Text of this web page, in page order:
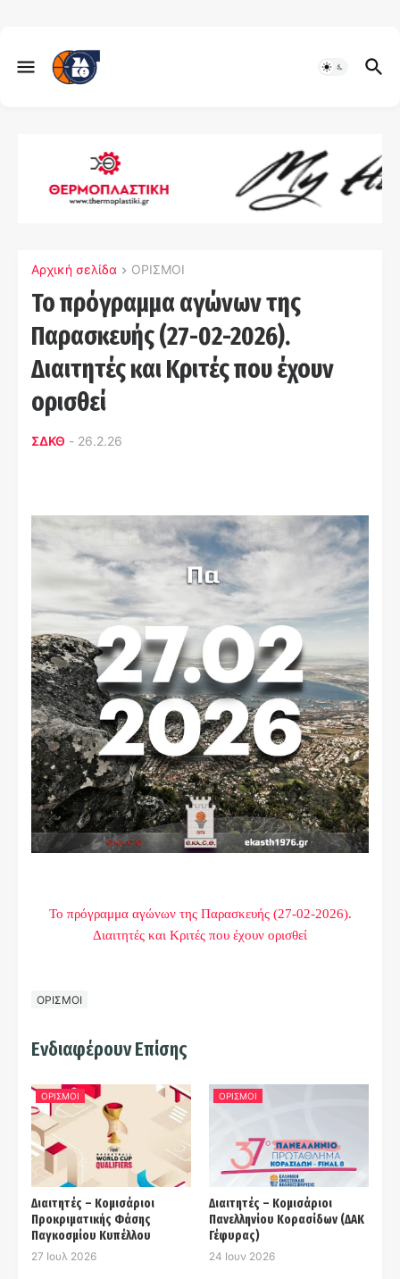
Αρχική σελίδα ΟΡΙΣΜΟΙ
Το πρόγραμμα αγώνων της
Παρασκευής (27-02-2026).
Διαιτητές και Κριτές που έχουν
ορισθεί
ΣΔΚΘ - 26.2.26
Το πρόγραμμα αγώνων της Παρασκευής (27-02-2026).
Διαιτητές και Κριτές που έχουν ορισθεί
ΟΡΙΣΜΟΙ
Ενδιαφέρουν Επίσης
ΟΡΙΣΜΟΙ
Διαιτητές – Κομισάριοι
Προκριματικής Φάσης
Παγκοσμίου Κυπέλλου
27 Ιουλ 2026
ΟΡΙΣΜΟΙ
Διαιτητές – Κομισάριοι
Πανελληνίου Κορασίδων (ΔΑΚ
Γέφυρας)
24 Ιουν 2026